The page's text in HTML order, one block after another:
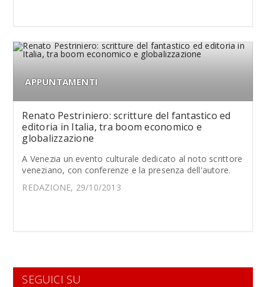
APPUNTAMENTI
Renato Pestriniero: scritture del fantastico ed
editoria in Italia, tra boom economico e
globalizzazione
A Venezia un evento culturale dedicato al noto scrittore
veneziano, con conferenze e la presenza dell'autore.
REDAZIONE, 29/10/2013
SEGUICI SU